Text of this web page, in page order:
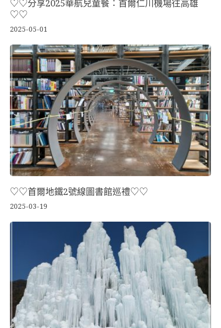
♡♡分享2025華航兒童餐：首爾仁川機場往高雄
♡♡
2025-05-01
♡♡首爾地鐵2號線圖書館巡禮♡♡
2025-03-19